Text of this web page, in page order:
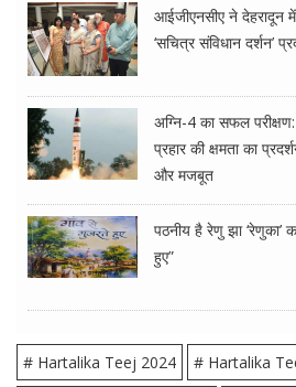
आईजीएनसीए ने देहरादून में
‘सचित्र संविधान दर्शन’
अग्नि-4 का सफल
प्रहार की क्षमता का
और मजबूत
पठनीय है रेणु झा ‘रेणुका’
हुए”
# Hartalika Teej 2024
# Hartalika